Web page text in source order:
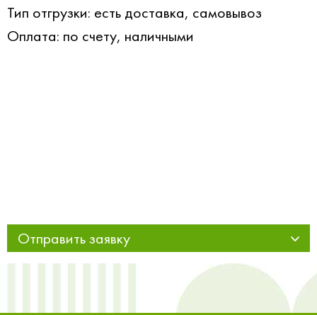
Тип отгрузки: есть доставка, самовывоз
Оплата: по счету, наличными
Отправить заявку